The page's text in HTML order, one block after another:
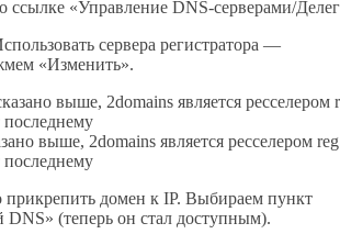
ссылке «Управление DNS-серверами/
сервера регистратора —
«Изменить».
выше, 2domains является ресселером
прикрепить домен к IP. Выбираем пункт
DNS» (теперь он стал доступным).